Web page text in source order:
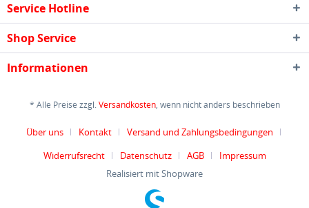
Service Hotline
Shop Service
Informationen
* Alle Preise zzgl.Versandkosten, wenn nicht anders beschrieben
Über uns Kontakt
Versand und Zahlungsbedingungen
Widerrufsrecht
Datenschutz AGB
Impressum
Realisiert mit Shopware